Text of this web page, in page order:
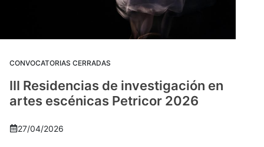
CONVOCATORIAS CERRADAS
III Residencias de investigación en
artes escénicas Petricor 2026
27/04/2026